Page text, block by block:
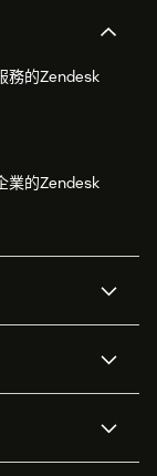
務的Zendesk
業的Zendesk